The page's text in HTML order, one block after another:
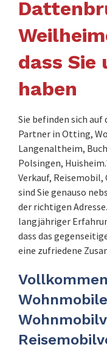
dass Sie
haben
Sie befinden sich auf
Partner in Otting,
Langenaltheim,
Polsingen,
Verkauf, Reisemobil,
sind Sie genauso
der richtigen
langjähriger
dass das
eine zufriedene